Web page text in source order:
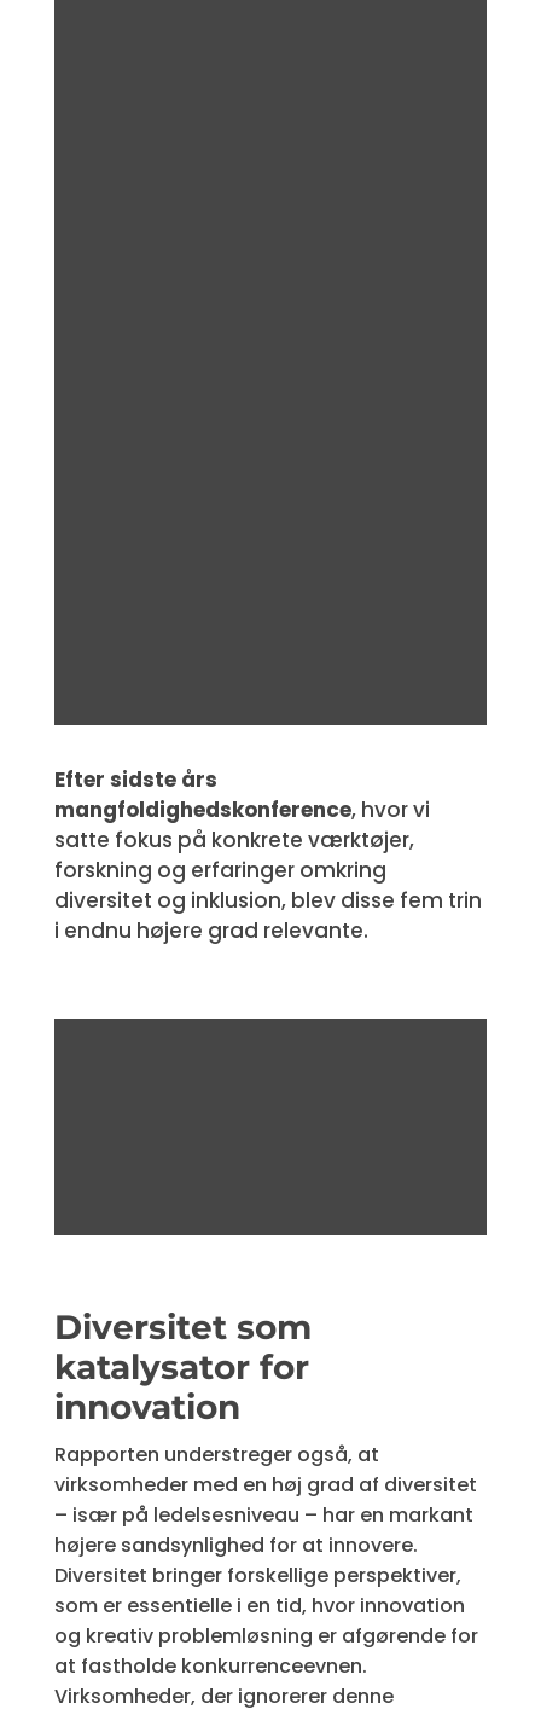
Efter sidste års
mangfoldighedskonference, hvor vi
satte fokus på konkrete værktøjer,
forskning og erfaringer omkring
diversitet og inklusion, blev disse fem trin
i endnu højere grad relevante.
Diversitet som
katalysator for
innovation
Rapporten understreger også, at
virksomheder med en høj grad af diversitet
– især på ledelsesniveau – har en markant
højere sandsynlighed for at innovere.
Diversitet bringer forskellige perspektiver,
som er essentielle i en tid, hvor innovation
og kreativ problemløsning er afgørende for
at fastholde konkurrenceevnen.
Virksomheder, der ignorerer denne